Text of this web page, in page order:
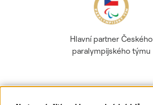
Hlavní partner Českého
paralympijského týmu